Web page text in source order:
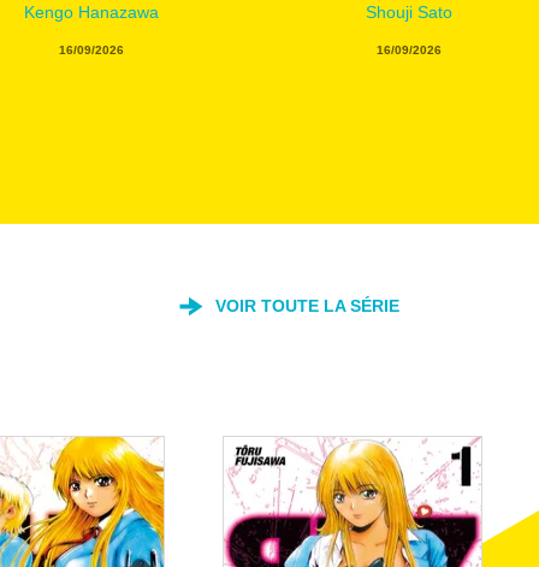
Kengo Hanazawa
16/09/2026
Shouji Sato
16/09/2026
VOIR TOUTE LA SÉRIE